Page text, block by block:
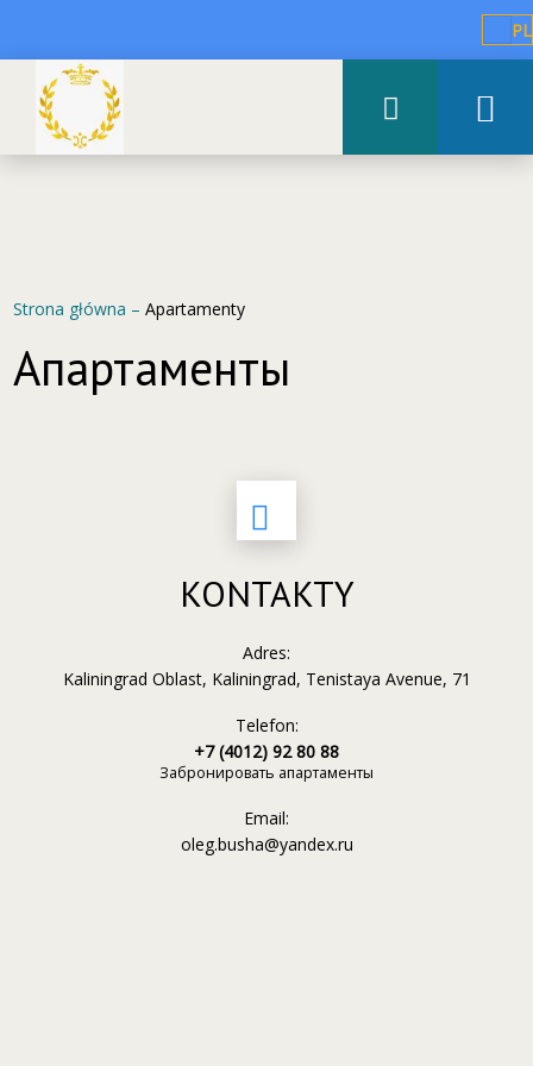
PL
Strona główna –Apartamenty
Апартаменты
KONTAKTY
Adres:
Kaliningrad Oblast, Kaliningrad, Tenistaya Avenue, 71
Telefon:
+7 (4012) 92 80 88
Забронировать апартаменты
Email:
oleg.busha@yandex.ru